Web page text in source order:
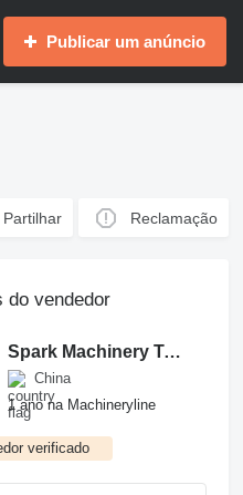
Publicar um anúncio
Partilhar Reclamação
do vendedor
Spark Machinery Trading Limited
China
1 ano na Machineryline
verificado